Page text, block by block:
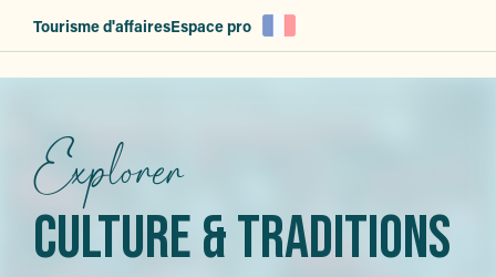
Tourisme d'affairesEspace pro
Explorer
CULTURE & TRADITIONS